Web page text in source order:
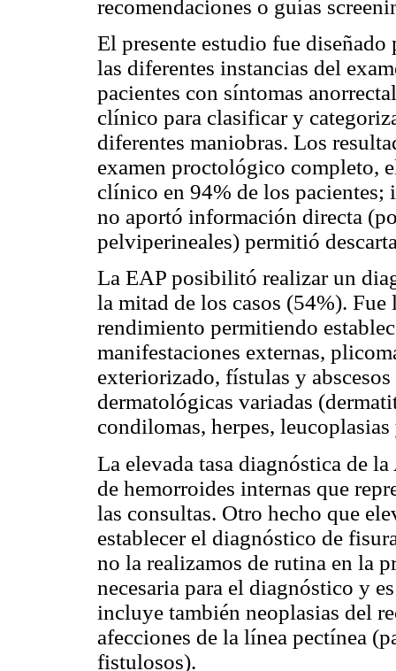
recomendaciones o guías
El presente estudio fue
las diferentes instancias del
pacientes con síntomas
clínico para clasificar y
diferentes maniobras. Los
examen proctológico completo,
clínico en 94% de los pacientes;
no aportó información directa
pelviperineales) permitió
La EAP posibilitó realizar un
la mitad de los casos (54%).
rendimiento permitiendo
manifestaciones externas,
exteriorizado, fístulas y
dermatológicas variadas
condilomas, herpes,
La elevada tasa diagnóstica de
de hemorroides internas que
las consultas. Otro hecho que
establecer el diagnóstico de
no la realizamos de rutina en la
necesaria para el diagnóstico y
incluye también neoplasias del
afecciones de la línea pectínea
fistulosos).